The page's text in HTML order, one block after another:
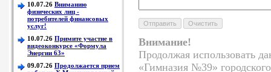
Внимание!
Продолжая использовать
«Гимназия №39»
10.07.26 Вниманию
физических лиц -
потребителей финансовых
услуг!
10.07.26 Примите участие в
видеоконкурсе «Формула
Энергии 63»
09.07.26 Продолжается прием